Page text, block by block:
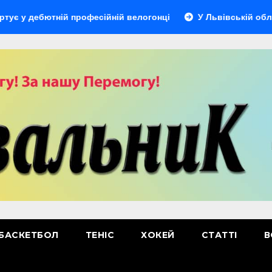
професійній велогонці У Львівській області
ТЕНІС ХОКЕЙ СТАТТІ